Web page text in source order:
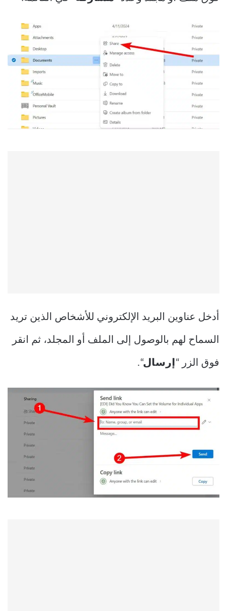
أدخل عناوين البريد الإلكتروني للأشخاص الذين تريد
السماح لهم بالوصول إلى الملف أو المجلد، ثم انقر
فوق الزر “إرسال“.